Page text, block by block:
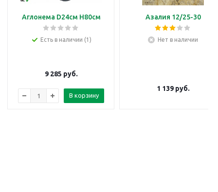
Аглонема D24см H80см
Есть в наличии (1)
9 285 руб.
В корзину
Азалия 12/25-30
Нет в наличии
1 139руб.